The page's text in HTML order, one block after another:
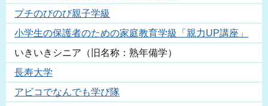
プチのびのび親子学級
小学生の保護者のための家庭教育学級「親力UP講座」
いきいきシニア（旧名称：熟年備学）
長寿大学
アビコでなんでも学び隊